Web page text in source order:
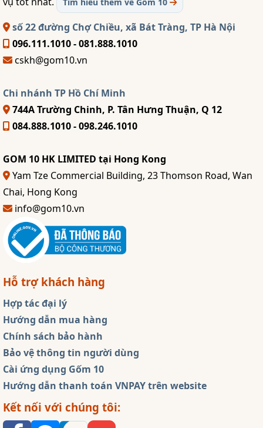
số 22 đường Chợ Chiều, xã Bát Tràng, TP Hà Nội
096.111.1010 - 081.888.1010
cskh@gom10.vn
Chi nhánh TP Hồ Chí Minh
744A Trường Chinh, P. Tân Hưng Thuận, Q 12
084.888.1010 - 098.246.1010
GOM 10 HK LIMITED tại Hong Kong
Yam Tze Commercial Building, 23 Thomson Road, Wan
Chai, Hong Kong
info@gom10.vn
Hỗ trợ khách hàng
Hợp tác đại lý
Hướng dẫn mua hàng
Chính sách bảo hành
Bảo vệ thông tin người dùng
Cài ứng dụng Gốm 10
Hướng dẫn thanh toán VNPAY trên website
Kết nối với chúng tôi: